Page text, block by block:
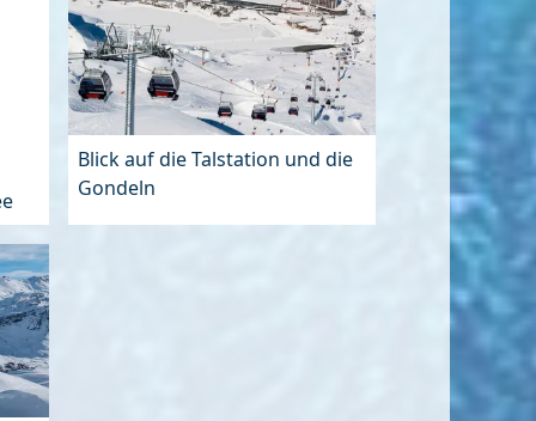
Blick auf die Talstation und die
Gondeln